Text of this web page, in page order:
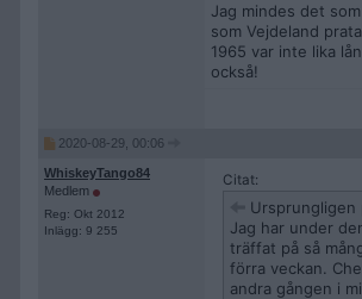
Jag mindes det
som Vejdeland
1965 var inte lika
också!
2020-08-29, 00:06
WhiskeyTango84
Medlem
Reg: Okt 2012
Inlägg: 9 255
Citat:
Ursprungligen
Jag har under
träffat på så
förra veckan.
andra gången i